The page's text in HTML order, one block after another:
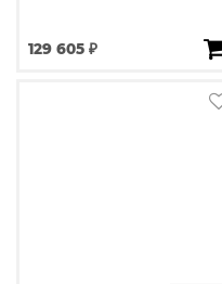
129 605 ₽